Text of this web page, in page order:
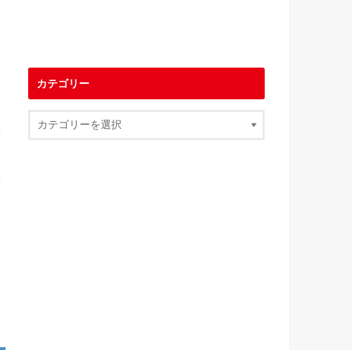
カテゴリー